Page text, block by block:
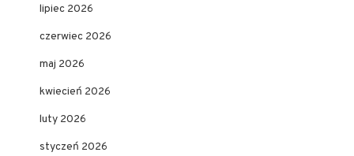
lipiec 2026
czerwiec 2026
maj 2026
kwiecień 2026
luty 2026
styczeń 2026